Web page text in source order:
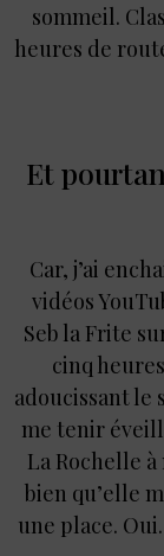
sommeil.
heures de
Et
Car, j’ai
vidéos
Seb la Frite
cinq
adoucissant le
me tenir
La Rochelle
bien qu’elle
une place.